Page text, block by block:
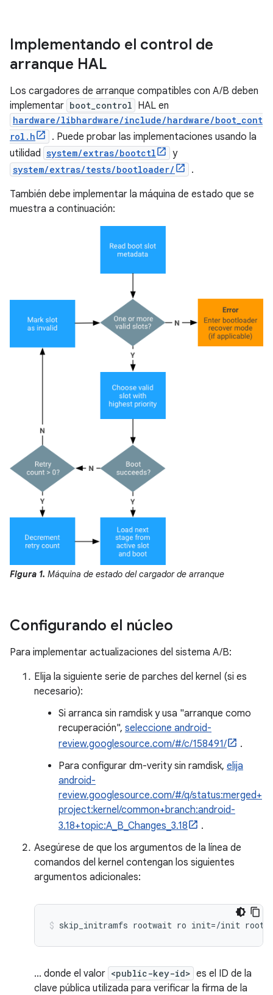
Implementando el control de
arranque HAL
Los cargadores de arranque compatibles con A/B deben
implementar boot_control HAL en
hardware/libhardware/include/hardware/boot_cont
rol.h
. Puede probar las implementaciones usando la
utilidad system/extras/bootctl y
system/extras/tests/bootloader/
.
También debe implementar la máquina de estado que se
muestra a continuación:
Figura 1. Máquina de estado del cargador de arranque
Configurando el núcleo
Para implementar actualizaciones del sistema A/B:
Elija la siguiente serie de parches del kernel (si es
necesario):
Si arranca sin ramdisk y usa "arranque como
recuperación", seleccione android-
review.googlesource.com/#/c/158491/
.
Para configurar dm-verity sin ramdisk, elija
android-
review.googlesource.com/#/q/status:merged+
project:kernel/common+branch:android-
3.18+topic:A_B_Changes_3.18
.
Asegúrese de que los argumentos de la línea de
comandos del kernel contengan los siguientes
argumentos adicionales:
skip_initramfs rootwait ro init=/init root="/
... donde el valor <public-key-id> es el ID de la
clave pública utilizada para verificar la firma de la